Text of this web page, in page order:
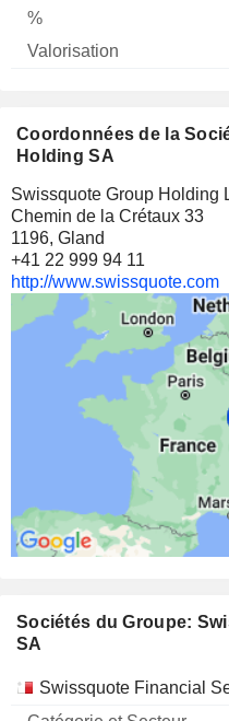
Coordonnées de la
Holding SA
Swissquote Group Holding
Chemin de la Crétaux 33
1196, Gland
+41 22 999 94 11
http://www.swissquote.com
Sociétés du Groupe:
SA
Catégorie
Swissquote Financial